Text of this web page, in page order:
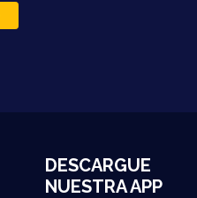
DESCARGUE
NUESTRA APP